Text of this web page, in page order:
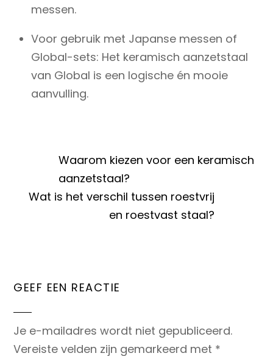
messen.
Voor gebruik met Japanse messen of
Global-sets: Het keramisch aanzetstaal
van Global is een logische én mooie
aanvulling.
Waarom kiezen voor een keramisch
aanzetstaal?
Wat is het verschil tussen roestvrij
en roestvast staal?
GEEF EEN REACTIE
Je e-mailadres wordt niet gepubliceerd.
Vereiste velden zijn gemarkeerd met *